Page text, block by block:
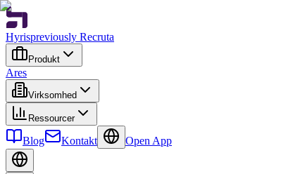
Hyrispreviously Recruta
Produkt
Ares
Virksomhed
Ressourcer
Blog Kontakt Open App